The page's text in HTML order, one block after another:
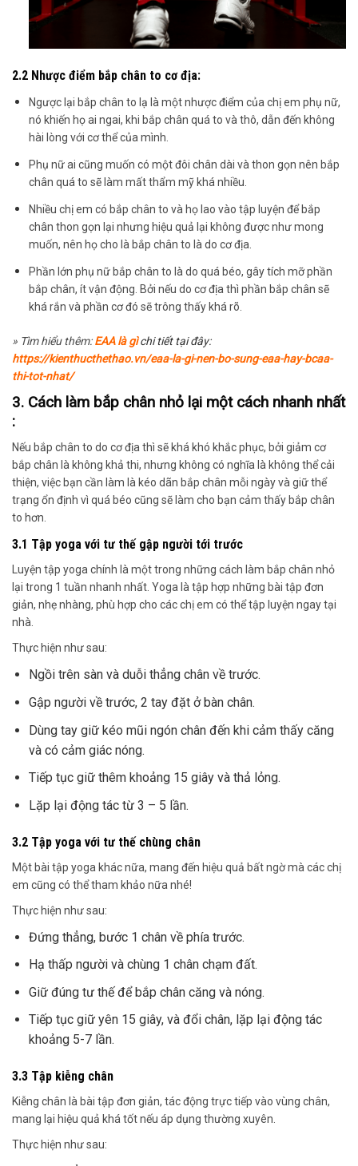
2.2 Nhược điểm bắp chân to cơ địa:
Ngược lại bắp chân to lạ là một nhược điểm của chị em phụ nữ,
nó khiến họ ai ngai, khi bắp chân quá to và thô, dẫn đến không
hài lòng với cơ thể của mình.
Phụ nữ ai cũng muốn có một đôi chân dài và thon gọn nên bắp
chân quá to sẽ làm mất thẩm mỹ khá nhiều.
Nhiều chị em có bắp chân to và họ lao vào tập luyện để bắp
chân thon gọn lại nhưng hiệu quả lại không được như mong
muốn, nên họ cho là bắp chân to là do cơ địa.
Phần lớn phụ nữ bắp chân to là do quá béo, gây tích mỡ phần
bắp chân, ít vận động. Bởi nếu do cơ địa thì phần bắp chân sẽ
khá rắn và phần cơ đó sẽ trông thấy khá rõ.
» Tìm hiểu thêm:EAA là gì chi tiết tại đây:
https://kienthucthethao.vn/eaa-la-gi-nen-bo-sung-eaa-hay-bcaa-
thi-tot-nhat/
3. Cách làm bắp chân nhỏ lại một cách nhanh nhất
:
Nếu bắp chân to do cơ địa thì sẽ khá khó khắc phục, bởi giảm cơ
bắp chân là không khả thi, nhưng không có nghĩa là không thể cải
thiện, việc bạn cần làm là kéo dãn bắp chân mỗi ngày và giữ thể
trạng ổn định vì quá béo cũng sẽ làm cho bạn cảm thấy bắp chân
to hơn.
3.1 Tập yoga với tư thế gập người tới trước
Luyện tập yoga chính là một trong những cách làm bắp chân nhỏ
lại trong 1 tuần nhanh nhất. Yoga là tập hợp những bài tập đơn
giản, nhẹ nhàng, phù hợp cho các chị em có thể tập luyện ngay tại
nhà.
Thực hiện như sau:
Ngồi trên sàn và duỗi thẳng chân về trước.
Gập người về trước, 2 tay đặt ở bàn chân.
Dùng tay giữ kéo mũi ngón chân đến khi cảm thấy căng
và có cảm giác nóng.
Tiếp tục giữ thêm khoảng 15 giây và thả lỏng.
Lặp lại động tác từ 3 – 5 lần.
3.2 Tập yoga với tư thế chùng chân
Một bài tập yoga khác nữa, mang đến hiệu quả bất ngờ mà các chị
em cũng có thể tham khảo nữa nhé!
Thực hiện như sau:
Đứng thẳng, bước 1 chân về phía trước.
Hạ thấp người và chùng 1 chân chạm đất.
Giữ đúng tư thế để bắp chân căng và nóng.
Tiếp tục giữ yên 15 giây, và đổi chân, lặp lại động tác
khoảng 5-7 lần.
3.3 Tập kiễng chân
Kiễng chân là bài tập đơn giản, tác động trực tiếp vào vùng chân,
mang lại hiệu quả khá tốt nếu áp dụng thường xuyên.
Thực hiện như sau: